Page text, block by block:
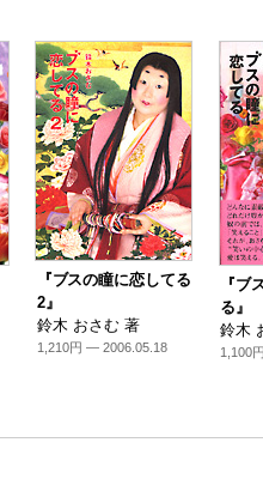
『ブスの瞳に恋してる
2』
鈴木 おさむ 著
1,210円 — 2006.05.18
『ブ
る』
鈴木
1,100